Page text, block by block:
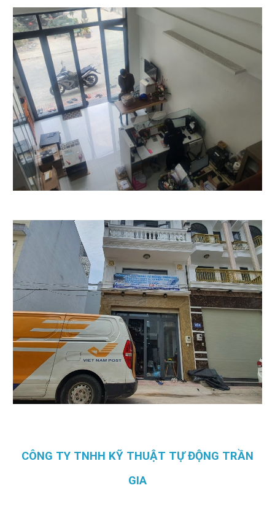
CÔNG TY TNHH KỸ THUẬT TỰ ĐỘNG TRẦN
GIA